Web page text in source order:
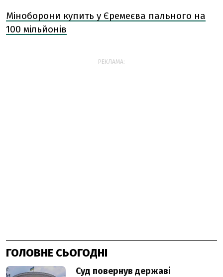
Міноборони купить у Єремеєва пального на
100 мільйонів
РЕКЛАМА:
ГОЛОВНЕ СЬОГОДНІ
Суд повернув державі